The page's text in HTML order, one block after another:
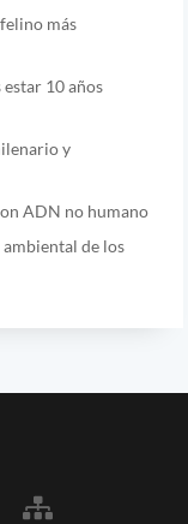
más
10 años
y
ADN no humano
de los